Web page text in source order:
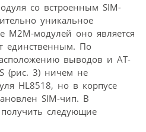
со встроенным SIM-
уникальное
M2M-модулей оно является
единственным. По
выводов и АТ-
(рис. 3) ничем не
HL8518, но в корпусе
SIM-чип. В
следующие